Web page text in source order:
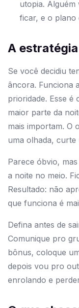
utopia. Alguém
ficar, e o plano
A
Se você decidiu
âncora. Funciona
prioridade. Esse é
maior parte da
mais importam. O
uma olhada, curte
Parece óbvio,
a noite no meio.
Resultado: não
que funciona é
Defina antes de
Comunique pro
bônus, coloque
depois vou pro
enrolando e